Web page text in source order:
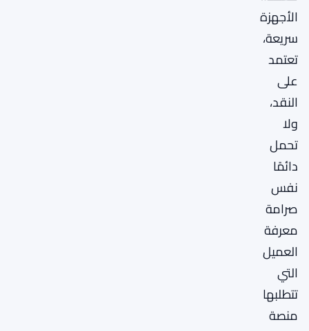
الأجهزة
سريعة،
تعتمد
على
النقد،
ولا
تحمل
دائمًا
نفس
صرامة
معرفة
العميل
التي
تتطلبها
منصة